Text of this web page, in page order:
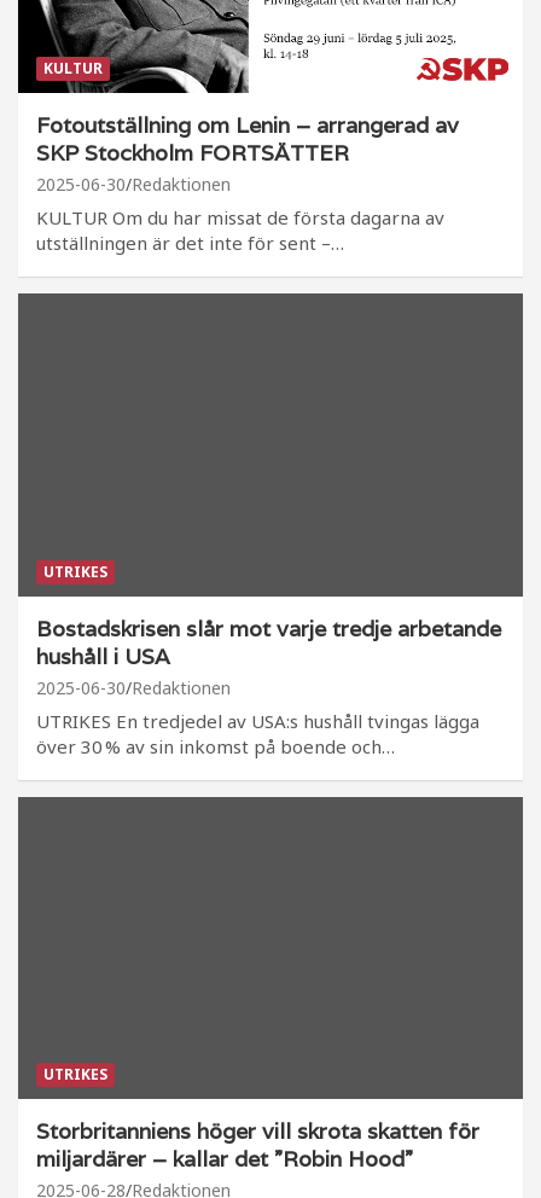
KULTUR
Fotoutställning om Lenin – arrangerad av
SKP Stockholm FORTSÄTTER
2025-06-30 Redaktionen
KULTUR Om du har missat de första dagarna av
utställningen är det inte för sent –…
UTRIKES
Bostadskrisen slår mot varje tredje arbetande
hushåll i USA
2025-06-30 Redaktionen
UTRIKES En tredjedel av USA:s hushåll tvingas lägga
över 30 % av sin inkomst på boende och…
UTRIKES
Storbritanniens höger vill skrota skatten för
miljardärer – kallar det ”Robin Hood”
2025-06-28 Redaktionen